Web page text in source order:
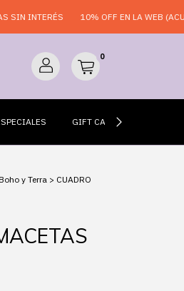
10% OFF EN LA WEB
0
GIFT CARDS
y Terra > CUADRO